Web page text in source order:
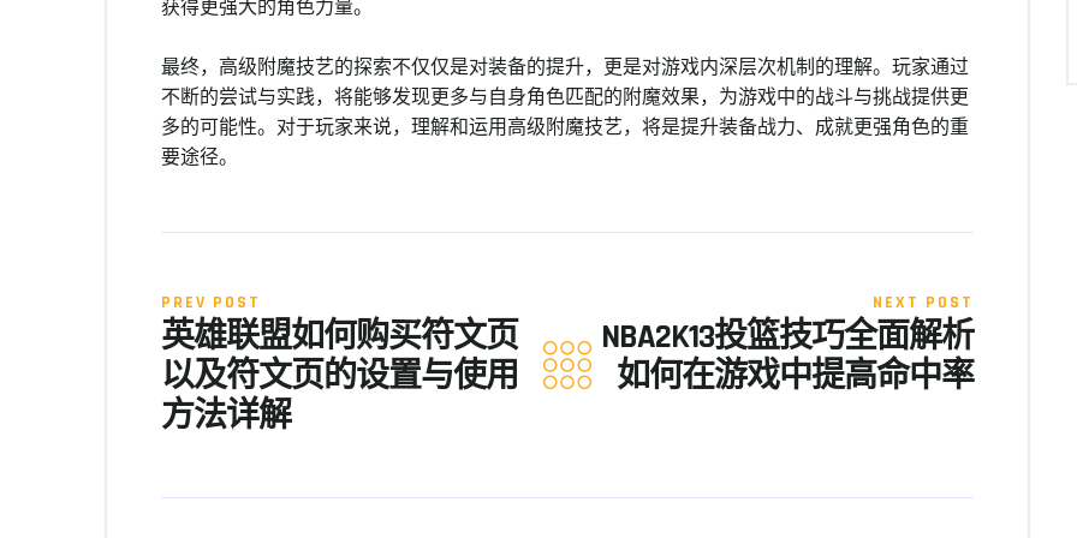
获得更强大的角色力量。
最终，高级附魔技艺的探索不仅仅是对装备的提升，更是对游戏内深层次机制的理解。玩家通过
不断的尝试与实践，将能够发现更多与自身角色匹配的附魔效果，为游戏中的战斗与挑战提供更
多的可能性。对于玩家来说，理解和运用高级附魔技艺，将是提升装备战力、成就更强角色的重
要途径。
PREV POST
英雄联盟如何购买符文页
以及符文页的设置与使用
方法详解
NEXT POST
NBA2K13投篮技巧全面解析
如何在游戏中提高命中率